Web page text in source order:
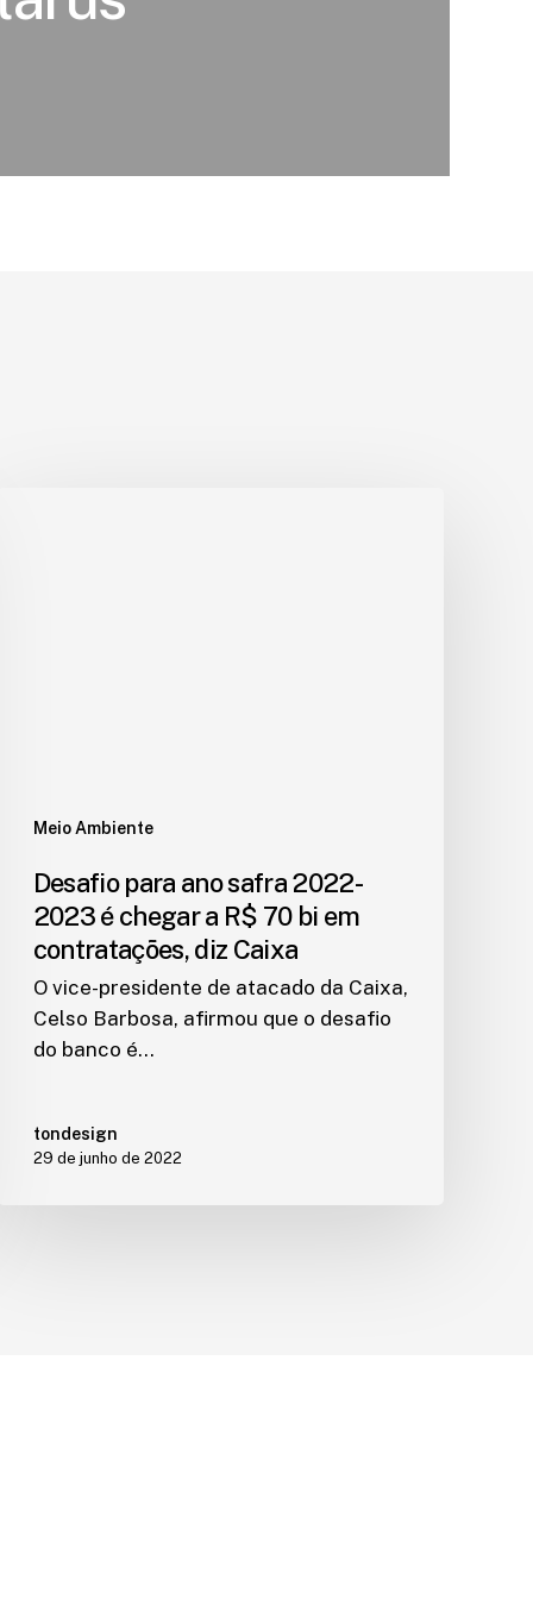
Meio Ambiente
Desafio para ano safra 2022-
2023 é chegar a R$ 70 bi em
contratações, diz Caixa
O vice-presidente de atacado da Caixa,
Celso Barbosa, afirmou que o desafio
do banco é…
tondesign
29 de junho de 2022